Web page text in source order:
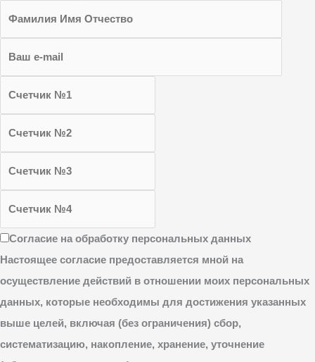
Согласие на обработку персональных данных
Настоящее согласие предоставляется мной на
осуществление действий в отношении моих персональных
данных, которые необходимы для достижения указанных
выше целей, включая (без ограничения) сбор,
систематизацию, накопление, хранение, уточнение